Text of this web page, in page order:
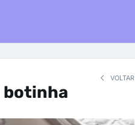
VOLTAR
botinha